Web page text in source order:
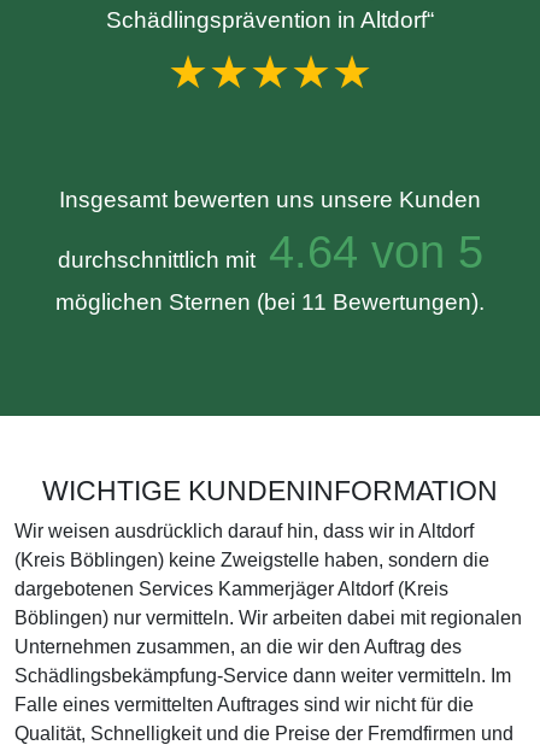
Schädlingsprävention in Altdorf“
★★★★★
Insgesamt bewerten uns unsere Kunden
durchschnittlich mit4.64 von 5
möglichen Sternen (bei 11 Bewertungen).
WICHTIGE KUNDENINFORMATION
Wir weisen ausdrücklich darauf hin, dass wir in Altdorf
(Kreis Böblingen) keine Zweigstelle haben, sondern die
dargebotenen Services Kammerjäger Altdorf (Kreis
Böblingen) nur vermitteln. Wir arbeiten dabei mit regionalen
Unternehmen zusammen, an die wir den Auftrag des
Schädlingsbekämpfung-Service dann weiter vermitteln. Im
Falle eines vermittelten Auftrages sind wir nicht für die
Qualität, Schnelligkeit und die Preise der Fremdfirmen und